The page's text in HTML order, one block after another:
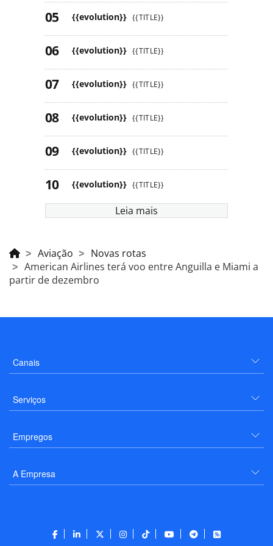
{{evolution}} {{TITLE}}
{{evolution}} {{TITLE}}
{{evolution}} {{TITLE}}
{{evolution}} {{TITLE}}
{{evolution}} {{TITLE}}
{{evolution}} {{TITLE}}
Leia mais
Aviação
Novas rotas
American Airlines terá voo entre Anguilla e Miami a
partir de dezembro
Canais
Serviços
Empregos
A Empresa